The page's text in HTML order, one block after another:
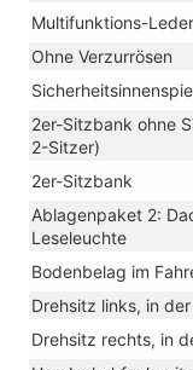
Multifunktions-
Ohne Verzurrösen
2er-Sitzbank ohne
2-Sitzer)
2er-Sitzbank
Ablagenpaket 2:
Leseleuchte
Bodenbelag im
Drehsitz links, in
Drehsitz rechts, in